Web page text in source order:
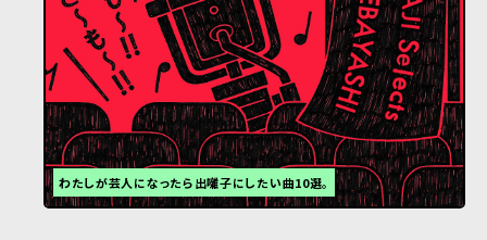
わたしが芸人になったら出囃子にしたい曲10選。